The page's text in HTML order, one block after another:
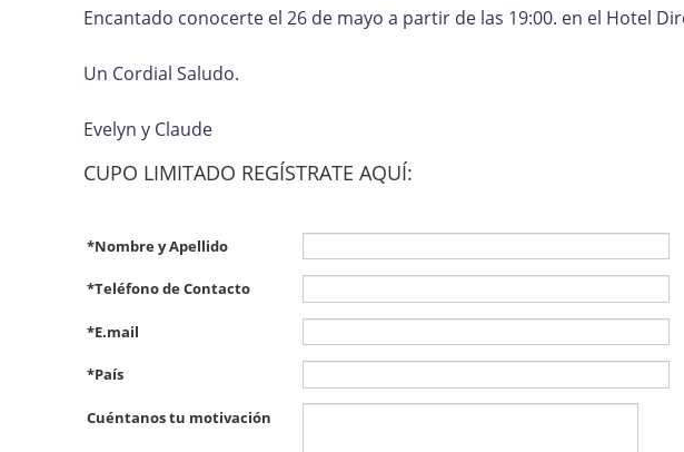
Encantado conocerte el 26 de mayo a partir de las 19:00. en el Hotel
Un Cordial Saludo.
Evelyn y Claude
CUPO LIMITADO REGÍSTRATE AQUÍ:
*Nombre y Apellido
*Teléfono de Contacto
*E.mail
*País
Cuéntanos tu motivación